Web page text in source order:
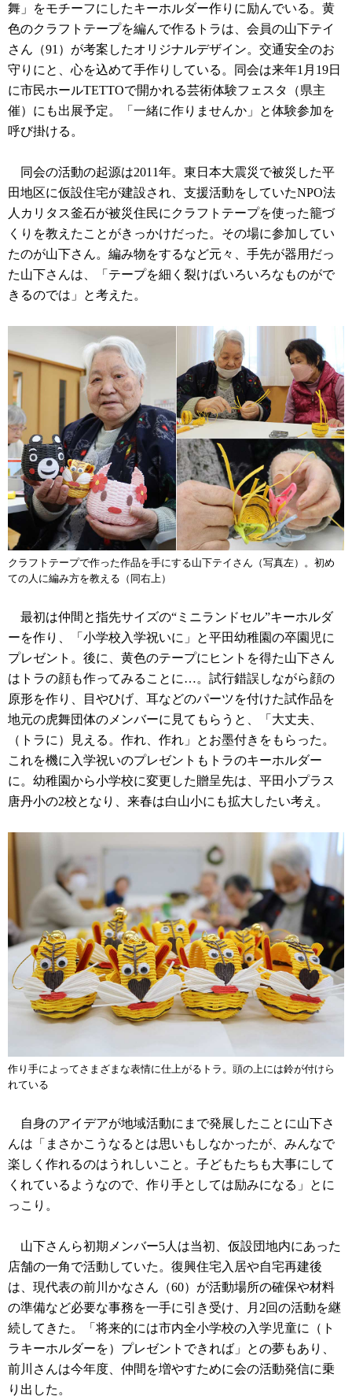
舞」をモチーフにしたキーホルダー作りに励んでいる。黄
色のクラフトテープを編んで作るトラは、会員の山下テイ
さん（91）が考案したオリジナルデザイン。交通安全のお
守りにと、心を込めて手作りしている。同会は来年1月19日
に市民ホールTETTOで開かれる芸術体験フェスタ（県主
催）にも出展予定。「一緒に作りませんか」と体験参加を
呼び掛ける。
同会の活動の起源は2011年。東日本大震災で被災した平
田地区に仮設住宅が建設され、支援活動をしていたNPO法
人カリタス釜石が被災住民にクラフトテープを使った籠づ
くりを教えたことがきっかけだった。その場に参加してい
たのが山下さん。編み物をするなど元々、手先が器用だっ
た山下さんは、「テープを細く裂けばいろいろなものがで
きるのでは」と考えた。
クラフトテープで作った作品を手にする山下テイさん（写真左）。初め
ての人に編み方を教える（同右上）
最初は仲間と指先サイズの“ミニランドセル”キーホルダ
ーを作り、「小学校入学祝いに」と平田幼稚園の卒園児に
プレゼント。後に、黄色のテープにヒントを得た山下さん
はトラの顔も作ってみることに…。試行錯誤しながら顔の
原形を作り、目やひげ、耳などのパーツを付けた試作品を
地元の虎舞団体のメンバーに見てもらうと、「大丈夫、
（トラに）見える。作れ、作れ」とお墨付きをもらった。
これを機に入学祝いのプレゼントもトラのキーホルダー
に。幼稚園から小学校に変更した贈呈先は、平田小プラス
唐丹小の2校となり、来春は白山小にも拡大したい考え。
作り手によってさまざまな表情に仕上がるトラ。頭の上には鈴が付けら
れている
自身のアイデアが地域活動にまで発展したことに山下さ
んは「まさかこうなるとは思いもしなかったが、みんなで
楽しく作れるのはうれしいこと。子どもたちも大事にして
くれているようなので、作り手としては励みになる」とに
っこり。
山下さんら初期メンバー5人は当初、仮設団地内にあった
店舗の一角で活動していた。復興住宅入居や自宅再建後
は、現代表の前川かなさん（60）が活動場所の確保や材料
の準備など必要な事務を一手に引き受け、月2回の活動を継
続してきた。「将来的には市内全小学校の入学児童に（ト
ラキーホルダーを）プレゼントできれば」との夢もあり、
前川さんは今年度、仲間を増やすために会の活動発信に乗
り出した。